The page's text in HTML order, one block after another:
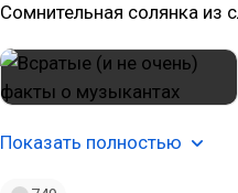
Сомнительная солянка из
Показать полностью